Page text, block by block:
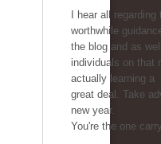
I hear all
worthwhile
the blog and as
individuals on that
actually learning a
great deal. Take
new year.
You're the one